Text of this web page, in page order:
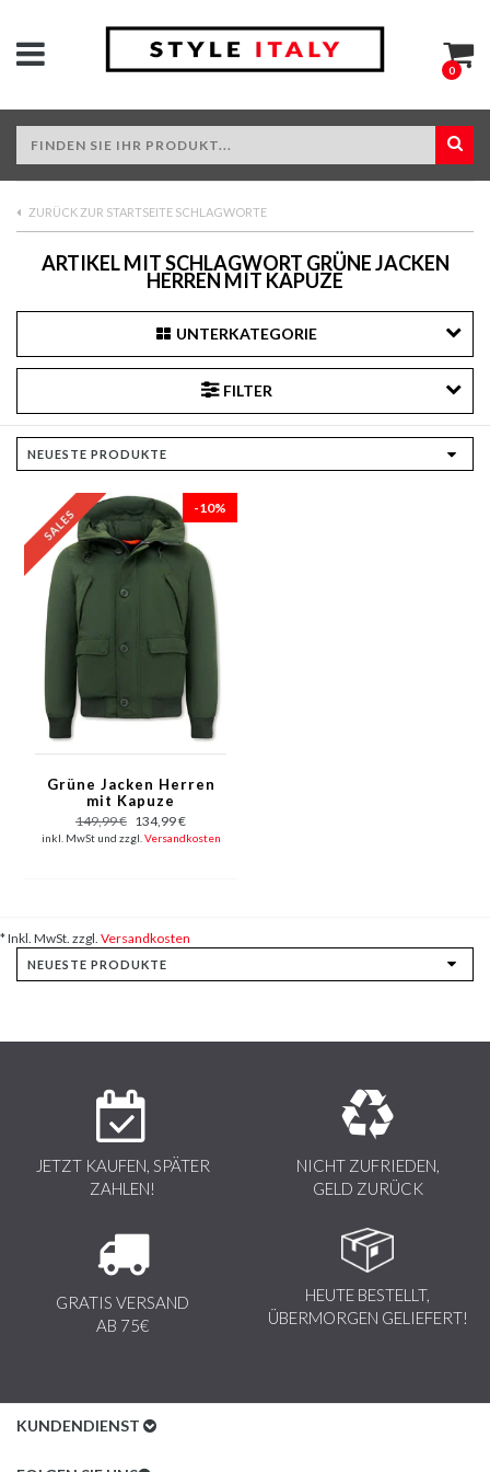
0
ZURÜCK ZUR STARTSEITE SCHLAGWORTE
ARTIKEL MIT SCHLAGWORT GRÜNE JACKEN
HERREN MIT KAPUZE
UNTERKATEGORIE
FILTER
-10%
Grüne Jacken Herren
mit Kapuze
149,99 € 134,99 €
inkl. MwSt und zzgl. Versandkosten
* Inkl. MwSt. zzgl. Versandkosten
JETZT KAUFEN, SPÄTER
ZAHLEN!
NICHT ZUFRIEDEN,
GELD ZURÜCK
GRATIS VERSAND
AB 75€
HEUTE BESTELLT,
ÜBERMORGEN GELIEFERT!
KUNDENDIENST
Kundenservice